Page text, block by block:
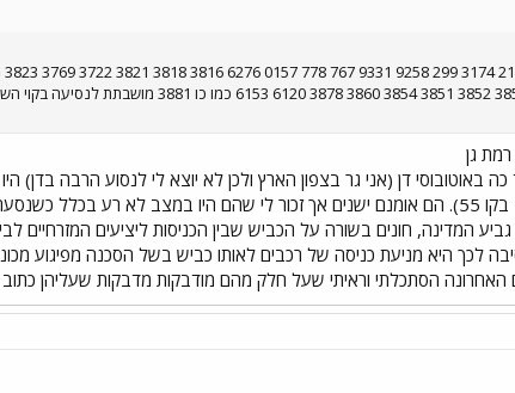
רמת גן
35) ו-3837 (ב-11/12/2002 בקו 55). הם אומנם ישנים אך זכור לי שהם היו במצב
לכך היא מניעת כניסה של רכבים לאותו כביש בשל הסכנה מפיגוע
הסתכלתי וראיתי שעל חלק מהם מודבקות מדבקות שעליהן כתוב